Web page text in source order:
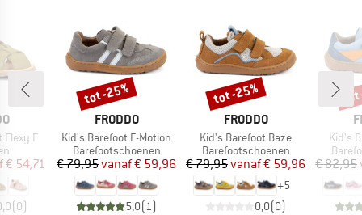
Flexy F
prijs
€ 54,71
(0)
MERK
FRODDO
Artikel
Kid's Barefoot F-Motion
Productgroep
Barefootschoenen
Prijs
€ 79,95 Verlaagde prijs
vanaf€ 59,96
5,0( 1)
Korting
tot -25%
MERK
FRODDO
Artikel
Kid's Barefoot Baze
Productgroep
Barefootschoenen
Prijs
€ 79,95 Verlaagde prijs
vanaf€ 59,96
+5
0,0(0)
Korting
tot -25%
Artikel
Kid's
€ 82,95